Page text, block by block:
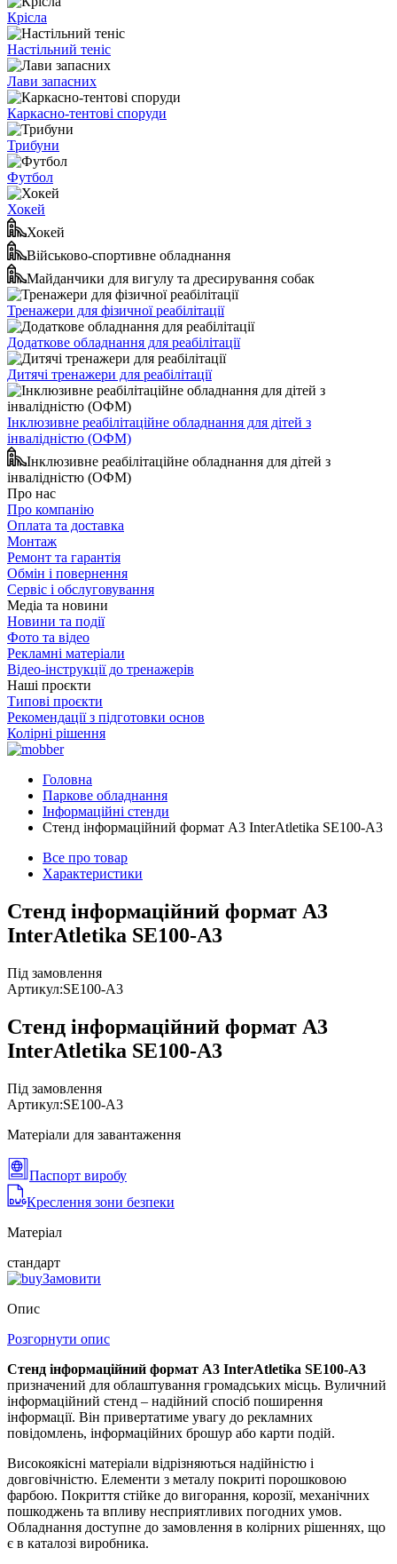
Крісла
Настільний теніс
Лави запасних
Каркасно-тентові споруди
Трибуни
Футбол
Хокей
Хокей
Військово-спортивне обладнання
Майданчики для вигулу та дресирування собак
Тренажери для фізичної реабілітації
Додаткове обладнання для реабілітації
Дитячі тренажери для реабілітації
Інклюзивне реабілітаційне обладнання для дітей з
інвалідністю (ОФМ)
Інклюзивне реабілітаційне обладнання для дітей з
інвалідністю (ОФМ)
Про нас
Про компанію
Оплата та доставка
Монтаж
Ремонт та гарантія
Обмін і повернення
Сервіс і обслуговування
Медіа та новини
Новини та події
Фото та відео
Рекламні матеріали
Відео-інструкції до тренажерів
Наші проєкти
Типові проєкти
Рекомендації з підготовки основ
Колірні рішення
Головна
Паркове обладнання
Інформаційні стенди
Стенд інформаційний формат A3 InterAtletika SE100-A3
Все про товар
Характеристики
Стенд інформаційний формат A3
InterAtletika SE100-A3
Під замовлення
Артикул:SE100-A3
Стенд інформаційний формат A3
InterAtletika SE100-A3
Під замовлення
Артикул:SE100-A3
Матеріали для завантаження
Паспорт виробу
Креслення зони безпеки
Матеріал
стандарт
Замовити
Опис
Розгорнути опис
Стенд інформаційний формат A3 InterAtletika SE100-A3
призначений для облаштування громадських місць. Вуличний
інформаційний стенд – надійний спосіб поширення
інформації. Він привертатиме увагу до рекламних
повідомлень, інформаційних брошур або карти подій.
Високоякісні матеріали відрізняються надійністю і
довговічністю. Елементи з металу покриті порошковою
фарбою. Покриття стійке до вигорання, корозії, механічних
пошкоджень та впливу несприятливих погодних умов.
Обладнання доступне до замовлення в колірних рішеннях, що
є в каталозі виробника.